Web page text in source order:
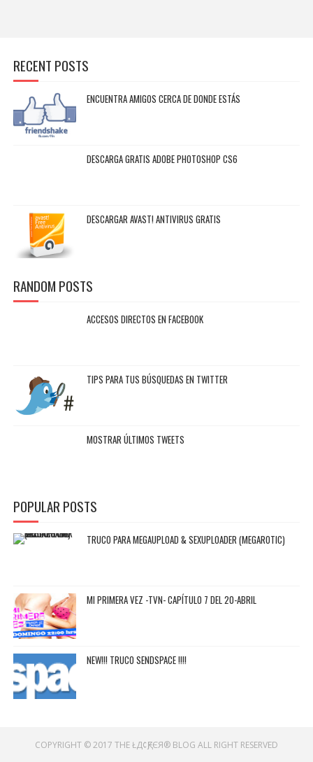
RECENT POSTS
ENCUENTRA AMIGOS CERCA DE DONDE ESTÁS
DESCARGA GRATIS ADOBE PHOTOSHOP CS6
DESCARGAR AVAST! ANTIVIRUS GRATIS
RANDOM POSTS
ACCESOS DIRECTOS EN FACEBOOK
TIPS PARA TUS BÚSQUEDAS EN TWITTER
MOSTRAR ÚLTIMOS TWEETS
POPULAR POSTS
TRUCO PARA MEGAUPLOAD & SEXUPLOADER (MEGAROTIC)
MI PRIMERA VEZ -TVN- CAPÍTULO 7 DEL 20-ABRIL
NEW!!! TRUCO SENDSPACE !!!!
COPYRIGHT © 2017 THE ŁД¢ҚƑЄЯ® BLOG ALL RIGHT RESERVED